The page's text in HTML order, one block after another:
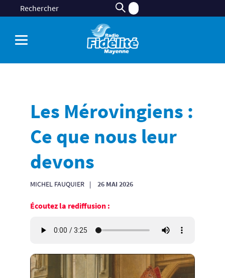
Les Mérovingiens :
Ce que nous leur
devons
MICHEL FAUQUIER 26 MAI 2026
Écoutez la rediffusion :